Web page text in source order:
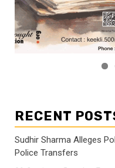
RECENT
Sudhir Sharma Alleges
Police Transfers